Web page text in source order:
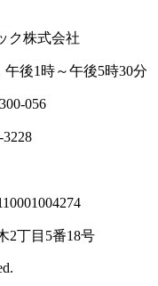
ク株式会社
後1時～午後5時30分
056
2丁目5番18号